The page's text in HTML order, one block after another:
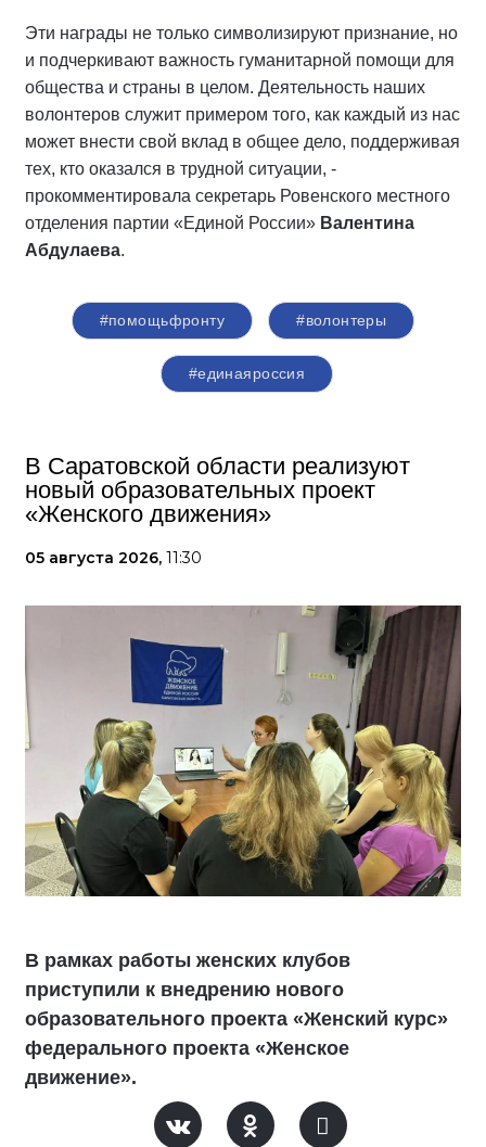
Эти награды не только символизируют признание, но
и подчеркивают важность гуманитарной помощи для
общества и страны в целом. Деятельность наших
волонтеров служит примером того, как каждый из нас
может внести свой вклад в общее дело, поддерживая
тех, кто оказался в трудной ситуации, -
прокомментировала секретарь Ровенского местного
отделения партии «Единой России» Валентина
Абдулаева.
#помощьфронту #волонтеры
#единаяроссия
В Саратовской области реализуют
новый образовательных проект
«Женского движения»
05 августа 2026, 11:30
В рамках работы женских клубов
приступили к внедрению нового
образовательного проекта «Женский курс»
федерального проекта «Женское
движение».